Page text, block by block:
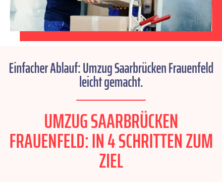
Einfacher Ablauf: Umzug Saarbrücken Frauenfeld
leicht gemacht.
UMZUG SAARBRÜCKEN
FRAUENFELD: IN 4 SCHRITTEN ZUM
ZIEL